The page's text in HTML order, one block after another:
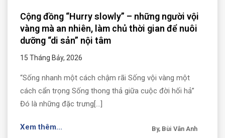
Cộng đồng “Hurry slowly” – những người vội
vàng mà an nhiên, làm chủ thời gian để nuôi
dưỡng “di sản” nội tâm
15 Tháng Bảy, 2026
“Sống nhanh một cách chậm rãi Sống vội vàng một
cách cẩn trọng Sống thong thả giữa cuộc đời hối hả”
Đó là những đặc trưng[...]
Xem thêm... By, Bùi Vân Anh